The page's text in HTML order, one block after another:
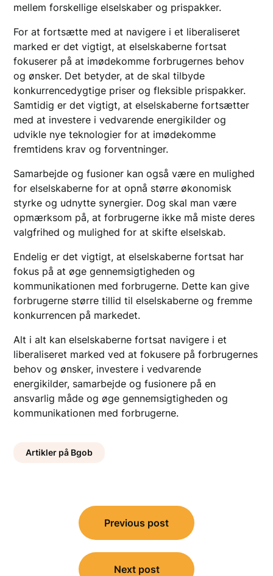
mellem forskellige elselskaber og prispakker.
For at fortsætte med at navigere i et liberaliseret
marked er det vigtigt, at elselskaberne fortsat
fokuserer på at imødekomme forbrugernes behov
og ønsker. Det betyder, at de skal tilbyde
konkurrencedygtige priser og fleksible prispakker.
Samtidig er det vigtigt, at elselskaberne fortsætter
med at investere i vedvarende energikilder og
udvikle nye teknologier for at imødekomme
fremtidens krav og forventninger.
Samarbejde og fusioner kan også være en mulighed
for elselskaberne for at opnå større økonomisk
styrke og udnytte synergier. Dog skal man være
opmærksom på, at forbrugerne ikke må miste deres
valgfrihed og mulighed for at skifte elselskab.
Endelig er det vigtigt, at elselskaberne fortsat har
fokus på at øge gennemsigtigheden og
kommunikationen med forbrugerne. Dette kan give
forbrugerne større tillid til elselskaberne og fremme
konkurrencen på markedet.
Alt i alt kan elselskaberne fortsat navigere i et
liberaliseret marked ved at fokusere på forbrugernes
behov og ønsker, investere i vedvarende
energikilder, samarbejde og fusionere på en
ansvarlig måde og øge gennemsigtigheden og
kommunikationen med forbrugerne.
Artikler på Bgob
Indlægsnavigation
Previous post
Next post